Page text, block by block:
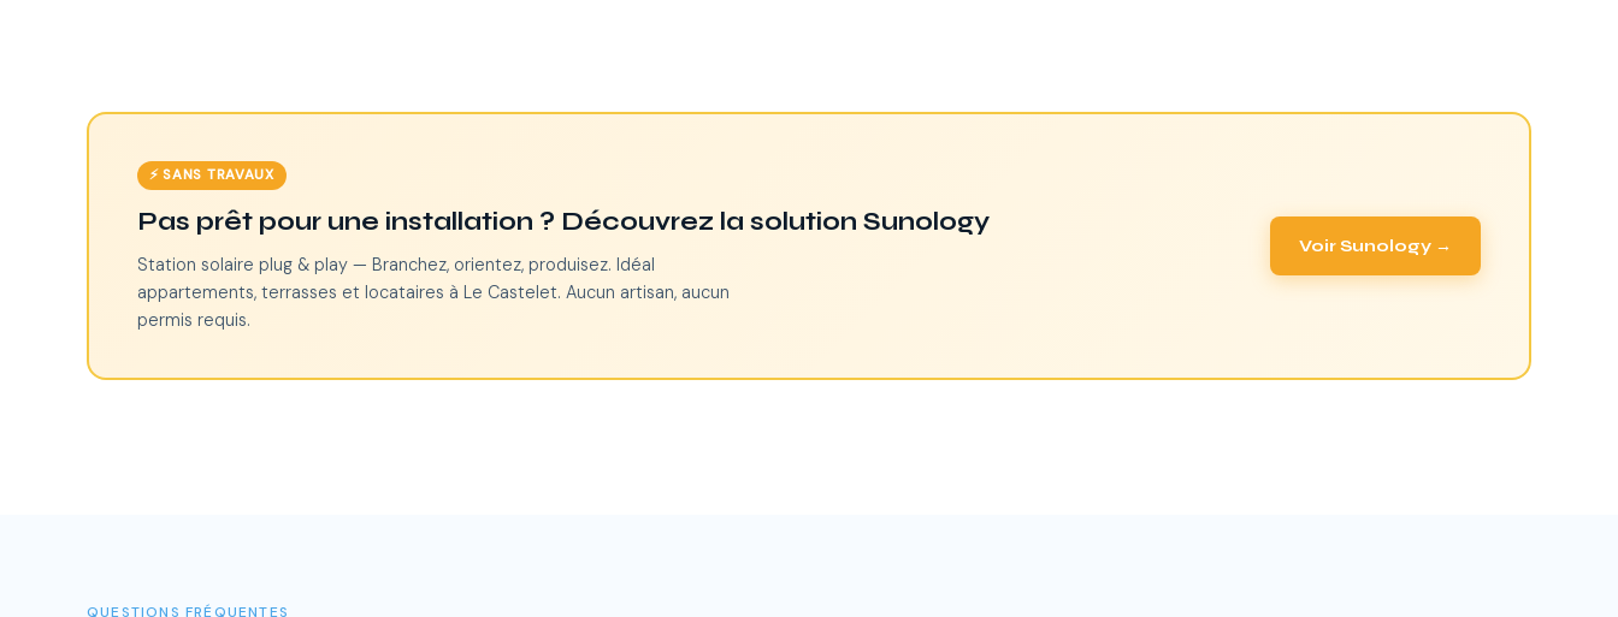
⚡ SANS TRAVAUX
Pas prêt pour une installation ? Découvrez la solution Sunology
Station solaire plug & play — Branchez, orientez, produisez. Idéal
appartements, terrasses et locataires à Le Castelet. Aucun artisan, aucun
permis requis.
Voir Sunology →
QUESTIONS FRÉQUENTES